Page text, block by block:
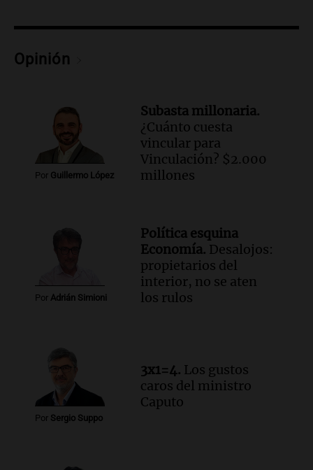
Noticias Rosario
Episodios
compras de Antonella: bromas en
Rosario.
Ahora país
Episodios
Audio.José Roccuzzo, cortes de carne y
Episodios
Audio. Luciano Cáceres llega a Córdoba a
presentar “Paraíso”, una obra que
cuestiona certezas masculinas
Amamos Argentina
Opinión
Por Guillermo López
Subasta millonaria.
¿Cuánto cuesta
vincular para
Vinculación? $2.000
millones
Por Adrián Simioni
Política esquina
Economía. Desalojos:
propietarios del
interior, no se aten
los rulos
Por Sergio Suppo
3x1=4. Los gustos
caros del ministro
Caputo